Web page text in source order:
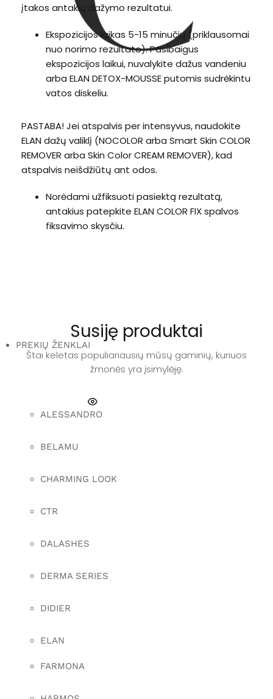
PREKIŲ ŽENKLAI
ALESSANDRO
BELAMU
CHARMING LOOK
CTR
DALASHES
DERMA SERIES
DIDIER
ELAN
FARMONA
įtakos antakių dažymo rezultatui.
Ekspozicijos laikas 5-15 minučių (priklausomai
nuo norimo rezultato). Pasibaigus
ekspozicijos laikui, nuvalykite dažus vandeniu
arba ELAN DETOX-MOUSSE putomis sudrėkintu
vatos diskeliu.
PASTABA! Jei atspalvis per intensyvus, naudokite
ELAN dažų valiklį (NOCOLOR arba Smart Skin COLOR
REMOVER arba Skin Color CREAM REMOVER), kad
atspalvis neišdžiūtų ant odos.
Norėdami užfiksuoti pasiektą rezultatą,
antakius patepkite ELAN COLOR FIX spalvos
fiksavimo skysčiu.
Susiję produktai
Štai keletas populiariausių mūsų gaminių, kuriuos
žmonės yra įsimylėję.